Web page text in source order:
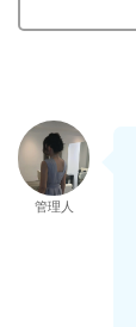
管理人